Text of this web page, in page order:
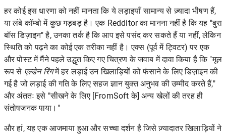
हर कोई इस धारणा को नहीं मानता कि ये लड़ाइयाँ सामान्य से ज़्यादा भीषण हैं,
या लंबे कॉम्बो में कुछ गड़बड़ है। एक Redditor कामानना ​​​​नहीं है कि यह "बुरा
बॉस डिज़ाइन" है,उनका तर्क है कि आप इसे पसंद कर सकते हैं या नहीं, लेकिन
स्थिति को पढ़ने का कोई एक तरीका नहीं है। एक्स (पूर्व में ट्विटर) पर एक
और पोस्ट में मैंने पहले उद्धृत किए गए चित्रण के जवाब में दावा किया है कि "मूल
रूप से एल्डेन रिंगमें हर लड़ाई उन खिलाड़ियों को फंसाने के लिए डिज़ाइन की
गई है जो लड़ाई की गति के लिए सहज ज्ञान युक्त अनुभव की उम्मीद करते हैं,"
और अंततः इसे "सीखने के लिए [FromSoft के] अन्य खेलों की तरह ही
संतोषजनक पाया।"
और हां, यह एक आजमाया हुआ और सच्चा दर्शन है जिसे ज़्यादातर खिलाड़ियों ने